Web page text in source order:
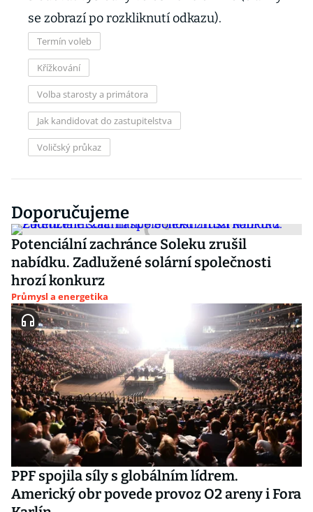
se zobrazí po rozkliknutí odkazu).
Termín voleb
Křížkování
Volba starosty a primátora
Jak kandidovat do zastupitelstva
Voličský průkaz
Doporučujeme
Potenciální zachránce Soleku zrušil
nabídku. Zadlužené solární společnosti
hrozí konkurz
Průmysl a energetika
PPF spojila síly s globálním lídrem.
Americký obr povede provoz O2 areny i Fora